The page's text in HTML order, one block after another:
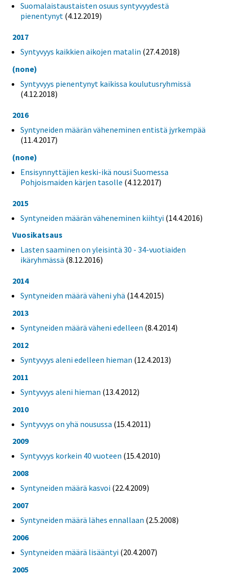
Suomalaistaustaisten osuus syntyvyydestä
pienentynyt (4.12.2019)
2017
Syntyvyys kaikkien aikojen matalin (27.4.2018)
(none)
Syntyvyys pienentynyt kaikissa koulutusryhmissä
(4.12.2018)
2016
Syntyneiden määrän väheneminen entistä jyrkempää
(11.4.2017)
(none)
Ensisynnyttäjien keski-ikä nousi Suomessa
Pohjoismaiden kärjen tasolle (4.12.2017)
2015
Syntyneiden määrän väheneminen kiihtyi (14.4.2016)
Vuosikatsaus
Lasten saaminen on yleisintä 30 - 34-vuotiaiden
ikäryhmässä (8.12.2016)
2014
Syntyneiden määrä väheni yhä (14.4.2015)
2013
Syntyneiden määrä väheni edelleen (8.4.2014)
2012
Syntyvyys aleni edelleen hieman (12.4.2013)
2011
Syntyvyys aleni hieman (13.4.2012)
2010
Syntyvyys on yhä nousussa (15.4.2011)
2009
Syntyvyys korkein 40 vuoteen (15.4.2010)
2008
Syntyneiden määrä kasvoi (22.4.2009)
2007
Syntyneiden määrä lähes ennallaan (2.5.2008)
2006
Syntyneiden määrä lisääntyi (20.4.2007)
2005